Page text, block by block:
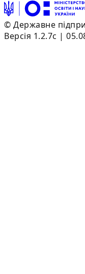
© Державне
Версія 1.2.7c |